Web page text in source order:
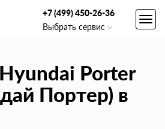
+7 (499) 450-26-36
Выбрать сервис
Porter
Портер) в